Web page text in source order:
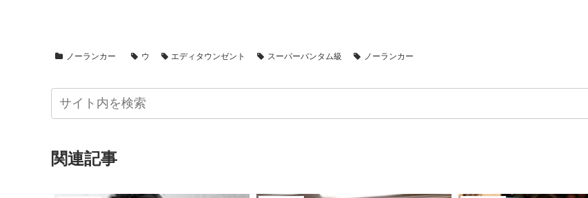
ノーランカー ウ エディタウンゼント スーパーバンタム級 ノーランカー
関連記事